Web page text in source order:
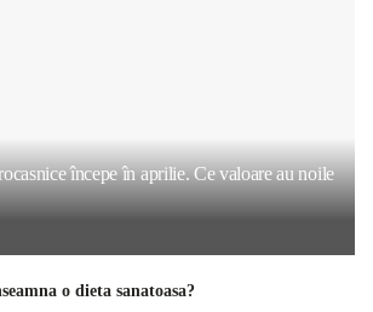
începe în aprilie. Ce valoare au noile
o dieta sanatoasa?